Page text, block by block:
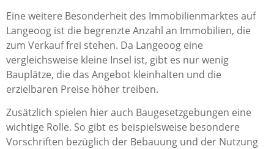
Eine weitere Besonderheit des Immobilienmarktes auf
Langeoog ist die begrenzte Anzahl an Immobilien, die
zum Verkauf frei stehen. Da Langeoog eine
vergleichsweise kleine Insel ist, gibt es nur wenig
Bauplätze, die das Angebot kleinhalten und die
erzielbaren Preise höher treiben.
Zusätzlich spielen hier auch Baugesetzgebungen eine
wichtige Rolle. So gibt es beispielsweise besondere
Vorschriften bezüglich der Bebauung und der Nutzung